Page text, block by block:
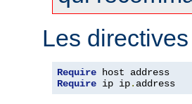
Les
Require
Require ip ip. address